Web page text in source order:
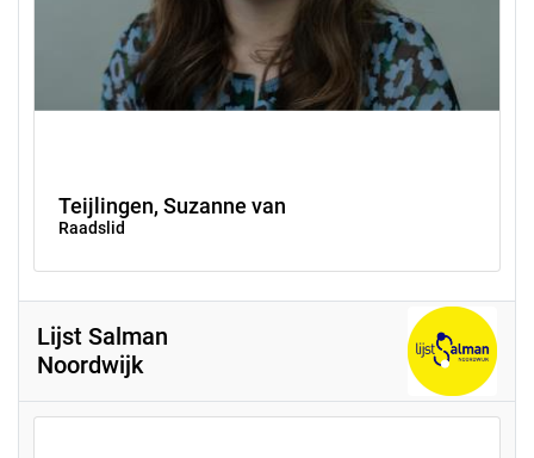
Teijlingen, Suzanne van
Raadslid
Lijst Salman
Noordwijk